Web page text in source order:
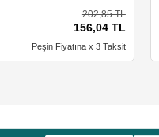
202,85 TL
156,04 TL
Peşin Fiyatına x 3 Taksit